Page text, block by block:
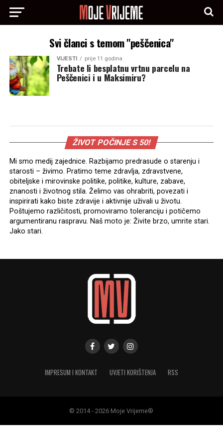
Svi članci s temom "peščenica"
VIJESTI prije 11 godina
Trebate li besplatnu vrtnu parcelu na
Peščenici i u Maksimiru?
ŽIVOT POČINJE S 50!
Mi smo medij zajednice. Razbijamo predrasude o starenju i
starosti – živimo. Pratimo teme zdravlja, zdravstvene,
obiteljske i mirovinske politike, politike, kulture, zabave,
znanosti i životnog stila. Želimo vas ohrabriti, povezati i
inspirirati kako biste zdravije i aktivnije uživali u životu.
Poštujemo različitosti, promoviramo toleranciju i potičemo
argumentiranu raspravu. Naš moto je: Živite brzo, umrite stari.
Jako stari.
IMPRESUM I KONTAKT UVJETI KORIŠTENJA RSS
© 2014 - 2026 Moje Vrijeme®